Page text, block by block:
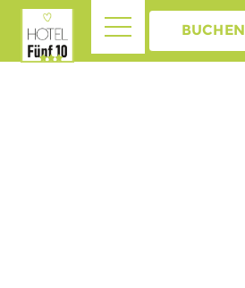
BUCHEN